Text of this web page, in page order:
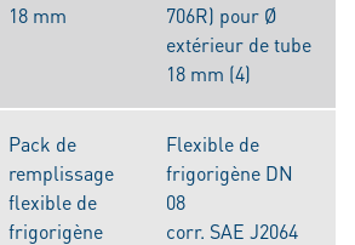
18 mm
706R) pour Ø
extérieur de tube
18 mm (4)
Pack de
remplissage
flexible de
frigorigène
Flexible de
frigorigène DN
08
corr. SAE J2064